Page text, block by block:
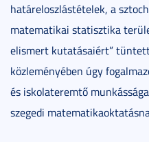
határeloszlástételek, a
matematikai statisztika
elismert kutatásaiért”
közleményében úgy
és iskolateremtő
szegedi